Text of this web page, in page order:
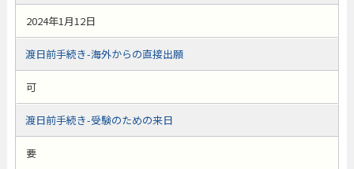
2024年1月12日
渡日前手続き-海外からの直接出願
可
渡日前手続き-受験のための来日
要